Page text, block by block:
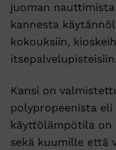
juoman
kannesta
kokouksiin,
itsepalvelupisteisiin.
Kansi on
polypropeenista
käyttölämpötila on
sekä kuumille että